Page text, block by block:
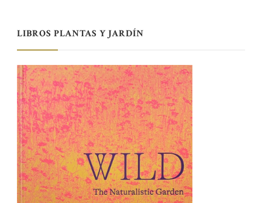
LIBROS PLANTAS Y JARDÍN